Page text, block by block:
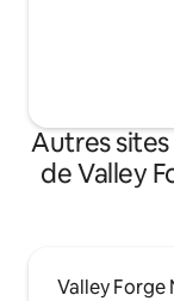
Autres
de Valley
Valley Forge